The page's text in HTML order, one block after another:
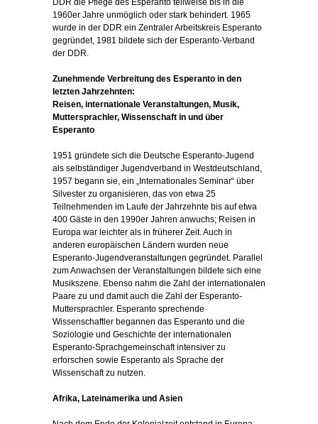
1960er Jahre unmöglich oder stark behindert. 1965
wurde in der DDR ein Zentraler Arbeitskreis Esperanto
gegründet, 1981 bildete sich der Esperanto-Verband
der DDR.
Zunehmende Verbreitung des Esperanto in den
letzten Jahrzehnten:
Reisen, internationale Veranstaltungen, Musik,
Muttersprachler, Wissenschaft in und über
Esperanto
1951 gründete sich die Deutsche Esperanto-Jugend
als selbständiger Jugendverband in Westdeutschland,
1957 begann sie, ein „Internationales Seminar“ über
Silvester zu organisieren, das von etwa 25
Teilnehmenden im Laufe der Jahrzehnte bis auf etwa
400 Gäste in den 1990er Jahren anwuchs; Reisen in
Europa war leichter als in früherer Zeit. Auch in
anderen europäischen Ländern wurden neue
Esperanto-Jugendveranstaltungen gegründet. Parallel
zum Anwachsen der Veranstaltungen bildete sich eine
Musikszene. Ebenso nahm die Zahl der internationalen
Paare zu und damit auch die Zahl der Esperanto-
Muttersprachler. Esperanto sprechende
Wissenschaftler begannen das Esperanto und die
Soziologie und Geschichte der internationalen
Esperanto-Sprachgemeinschaft intensiver zu
erforschen sowie Esperanto als Sprache der
Wissenschaft zu nutzen.
Afrika, Lateinamerika und Asien